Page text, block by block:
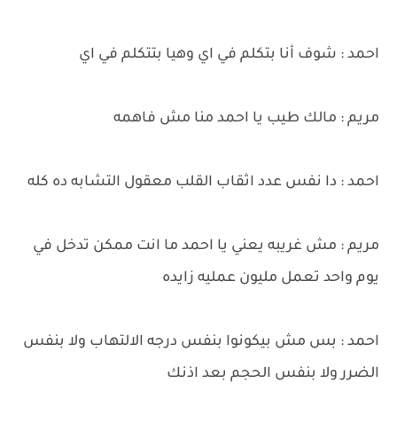
احمد : شوف أنا بتكلم في اي وهيا بتتكلم في اي
مريم : مالك طيب يا احمد منا مش فاهمه
احمد : دا نفس عدد اثقاب القلب معقول التشابه ده كله
مريم : مش غريبه يعني يا احمد ما انت ممكن تدخل في
يوم واحد تعمل مليون عمليه زايده
احمد : بس مش بيكونوا بنفس درجه الالتهاب ولا بنفس
الضرر ولا بنفس الحجم بعد اذنك